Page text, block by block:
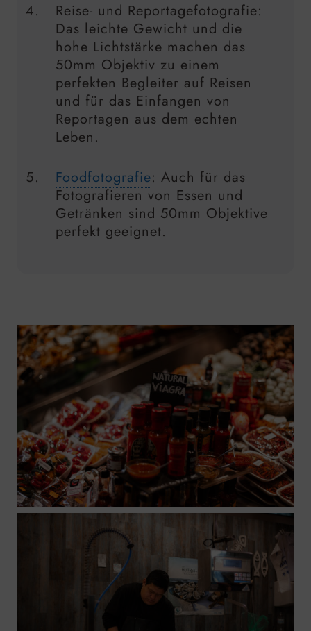
Reise- und Reportagefotografie:
Das leichte Gewicht und die
hohe Lichtstärke machen das
50mm Objektiv zu einem
perfekten Begleiter auf Reisen
und für das Einfangen von
Reportagen aus dem echten
Leben.
Foodfotografie: Auch für das
Fotografieren von Essen und
Getränken sind 50mm Objektive
perfekt geeignet.